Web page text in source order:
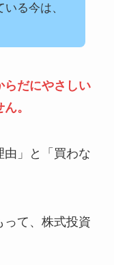
る今は、
らだにやさしい
。
由」と「買わな
って、株式投資